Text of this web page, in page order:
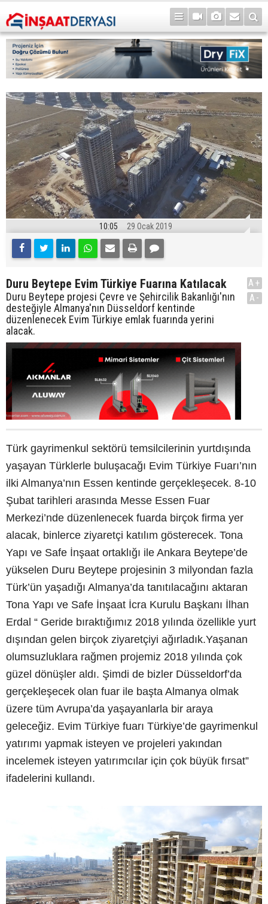
10:05 29 Ocak 2019
Duru Beytepe Evim Türkiye Fuarına Katılacak
Duru Beytepe projesi Çevre ve Şehircilik Bakanlığı'nın
desteğiyle Almanya'nın Düsseldorf kentinde
düzenlenecek Evim Türkiye emlak fuarında yerini
alacak.
A+
A-
Türk gayrimenkul sektörü temsilcilerinin yurtdışında
yaşayan Türklerle buluşacağı Evim Türkiye Fuarı’nın
ilki Almanya’nın Essen kentinde gerçekleşecek. 8-10
Şubat tarihleri arasında Messe Essen Fuar
Merkezi’nde düzenlenecek fuarda birçok firma yer
alacak, binlerce ziyaretçi katılım gösterecek. Tona
Yapı ve Safe İnşaat ortaklığı ile Ankara Beytepe’de
yükselen Duru Beytepe projesinin 3 milyondan fazla
Türk’ün yaşadığı Almanya’da tanıtılacağını aktaran
Tona Yapı ve Safe İnşaat İcra Kurulu Başkanı İlhan
Erdal “ Geride bıraktığımız 2018 yılında özellikle yurt
dışından gelen birçok ziyaretçiyi ağırladık.Yaşanan
olumsuzluklara rağmen projemiz 2018 yılında çok
güzel dönüşler aldı. Şimdi de bizler Düsseldorf’da
gerçekleşecek olan fuar ile başta Almanya olmak
üzere tüm Avrupa’da yaşayanlarla bir araya
geleceğiz. Evim Türkiye fuarı Türkiye’de gayrimenkul
yatırımı yapmak isteyen ve projeleri yakından
incelemek isteyen yatırımcılar için çok büyük fırsat”
ifadelerini kullandı.